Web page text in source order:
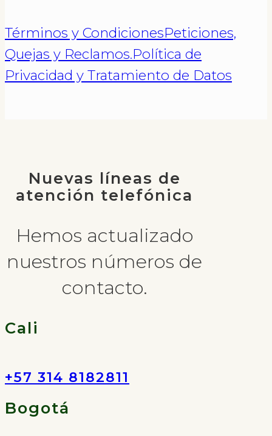
Términos y CondicionesPeticiones,
Quejas y Reclamos.Política de
Privacidad y Tratamiento de Datos
Nuevas líneas de
atención telefónica
Hemos actualizado
nuestros números de
contacto.
Cali
+57 314 8182811
Bogotá